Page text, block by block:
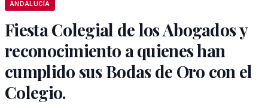
ANDALUCÍA
Fiesta Colegial de los Abogados y
reconocimiento a quienes han
cumplido sus Bodas de Oro con el
Colegio.